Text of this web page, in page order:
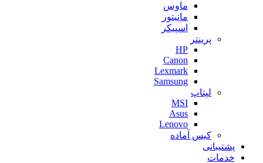
ماوس
مانیتور
اسپیکر
پرینتر
HP
Canon
Lexmark
Samsung
لپتاپ
MSI
Asus
Lenovo
کیس آماده
پشتیبانی
خدمات